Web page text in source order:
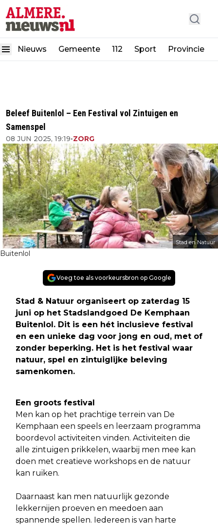
Nieuws Gemeente 112 Sport Provincie
Beleef Buitenlol – Een Festival vol Zintuigen en
Samenspel
08 JUN 2025, 19:19•ZORG
Stad en Natuur
Buitenlol
Voeg toe als voorkeursbron op Google
Stad & Natuur organiseert op zaterdag 15
juni op het Stadslandgoed De Kemphaan
Buitenlol. Dit is een hét inclusieve festival
en een unieke dag voor jong en oud, met of
zonder beperking. Het is het festival waar
natuur, spel en zintuiglijke beleving
samenkomen.
Een groots festival
Men kan op het prachtige terrein van De
Kemphaan een speels en leerzaam programma
boordevol activiteiten vinden. Activiteiten die
alle zintuigen prikkelen, waarbij men mee kan
doen met creatieve workshops en de natuur
kan ruiken.
Daarnaast kan men natuurlijk gezonde
lekkernijen proeven en meedoen aan
spannende spellen. Iedereen is van harte